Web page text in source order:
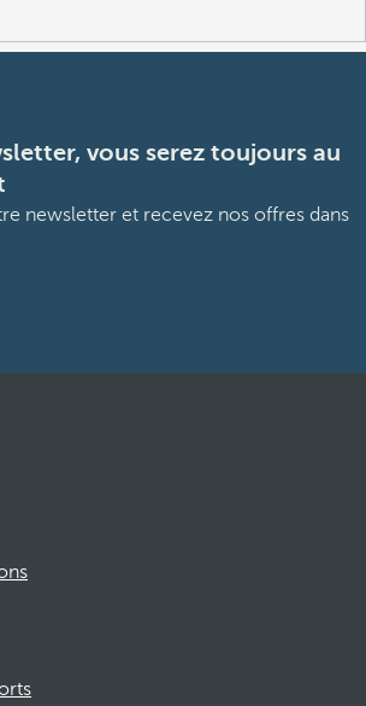
vous serez toujours au
newsletter et recevez nos offres dans